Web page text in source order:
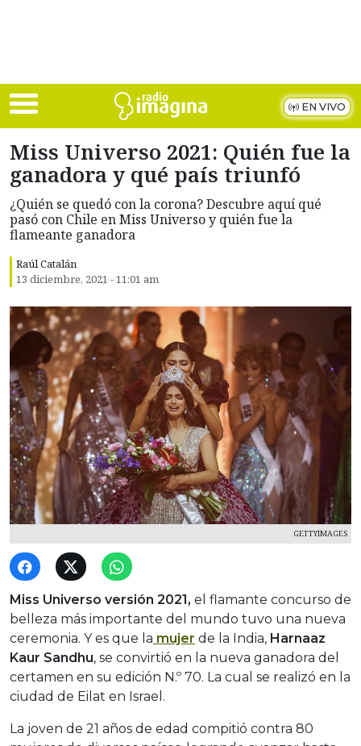
EN VIVO
Miss Universo 2021: Quién fue la
ganadora y qué país triunfó
¿Quién se quedó con la corona? Descubre aquí qué
pasó con Chile en Miss Universo y quién fue la
flameante ganadora
Raúl Catalán
13 diciembre, 2021 - 11:01 am
GETTYIMAGES
Miss Universo versión 2021, el flamante concurso de
belleza más importante del mundo tuvo una nueva
ceremonia. Y es que la mujer de la India, Harnaaz
Kaur Sandhu, se convirtió en la nueva ganadora del
certamen en su edición N.º 70. La cual se realizó en la
ciudad de Eilat en Israel.
La joven de 21 años de edad compitió contra 80